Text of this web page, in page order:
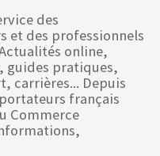
des
et des professionnels
online,
guides pratiques,
carrières... Depuis
français
Commerce